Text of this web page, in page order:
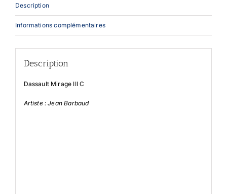
Description
Informations complémentaires
Description
Dassault Mirage III C
Artiste : Jean Barbaud